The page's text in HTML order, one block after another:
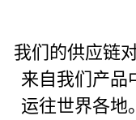
我们的供应链
来自我们产品
运往世界各地